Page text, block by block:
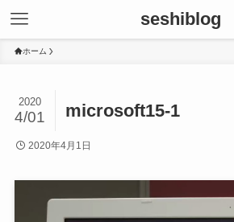
seshiblog
ホーム
microsoft15-1
2020
4/01
2020年4月1日